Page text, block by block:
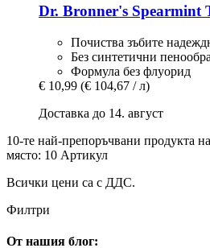
Dr. Bronner's Spearmint
Почиства зъбите
Без синтетични
Формула без флуорид
€ 10,99 (€ 104,67 / л)
Доставка до 14. август
10-те най-препоръчвани продукта
място: 10 Артикул
Всички цени са с ДДС.
Филтри
От нашия блог: